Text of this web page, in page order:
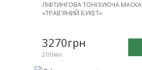
ЛІФТИНГОВА ТОНІЗУЮЧА МАСКА
«ТРАВ'ЯНИЙ БУКЕТ»
3270грн
200мл.